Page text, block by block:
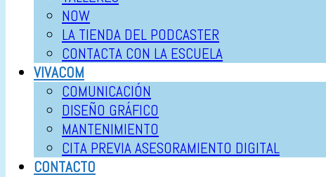
NOW
LA TIENDA DEL PODCASTER
CONTACTA CON LA ESCUELA
VIVACOM
COMUNICACIÓN
DISEÑO GRÁFICO
MANTENIMIENTO
CITA PREVIA ASESORAMIENTO DIGITAL
CONTACTO